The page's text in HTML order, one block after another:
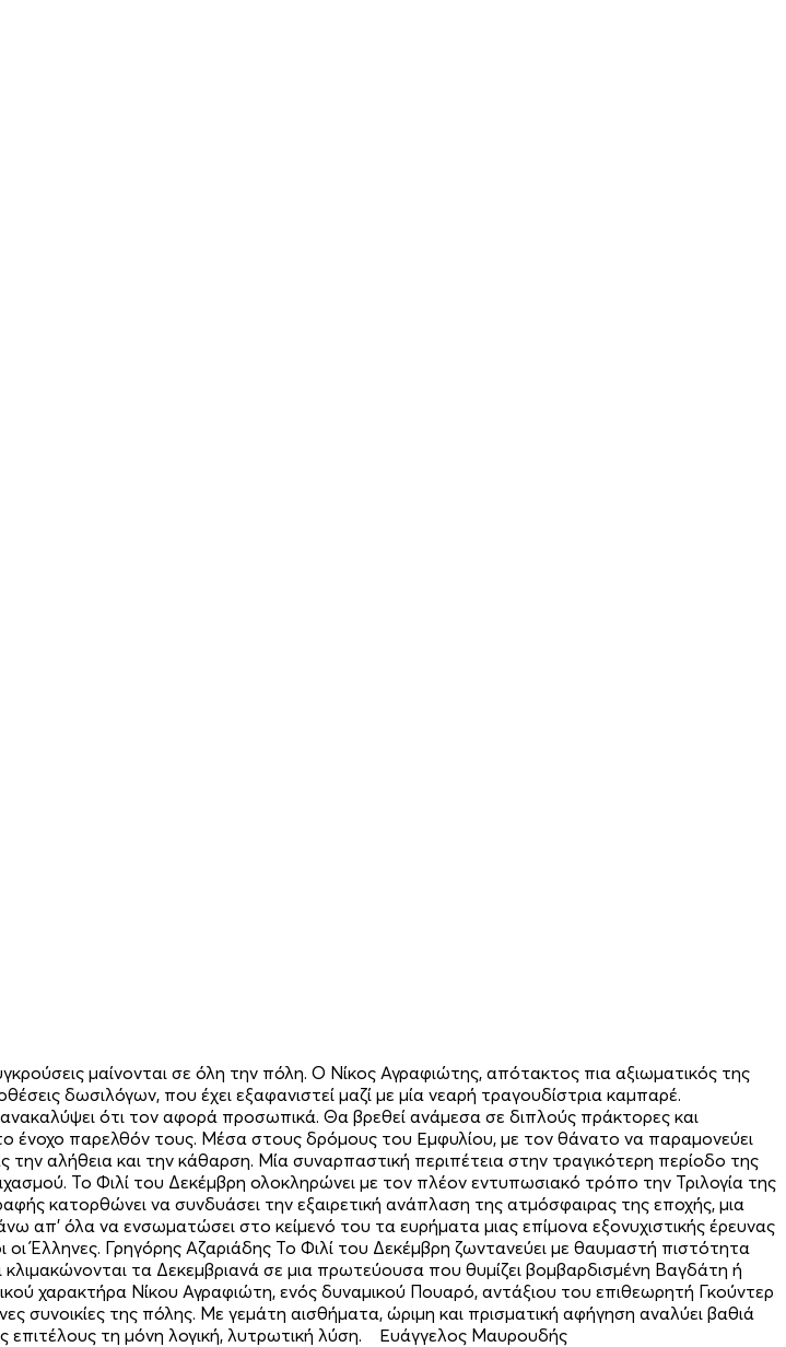
μαίνονται σε όλη την πόλη. Ο Νίκος Αγραφιώτης, απότακτος πια αξιωματικός της
δωσιλόγων, που έχει εξαφανιστεί μαζί με μία νεαρή τραγουδίστρια καμπαρέ.
ότι τον αφορά προσωπικά. Θα βρεθεί ανάμεσα σε διπλούς πράκτορες και
ένοχο παρελθόν τους. Μέσα στους δρόμους του Εμφυλίου, με τον θάνατο να παραμονεύει
αλήθεια και την κάθαρση. Μία συναρπαστική περιπέτεια στην τραγικότερη περίοδο της
Το Φιλί του Δεκέμβρη ολοκληρώνει με τον πλέον εντυπωσιακό τρόπο την Τριλογία της
κατορθώνει να συνδυάσει την εξαιρετική ανάπλαση της ατμόσφαιρας της εποχής, μια
όλα να ενσωματώσει στο κείμενό του τα ευρήματα μιας επίμονα εξονυχιστικής έρευνας
Έλληνες. Γρηγόρης Αζαριάδης Το Φιλί του Δεκέμβρη ζωντανεύει με θαυμαστή πιστότητα
τα Δεκεμβριανά σε μια πρωτεύουσα που θυμίζει βομβαρδισμένη Βαγδάτη ή
χαρακτήρα Νίκου Αγραφιώτη, ενός δυναμικού Πουαρό, αντάξιου του επιθεωρητή Γκούντερ
συνοικίες της πόλης. Με γεμάτη αισθήματα, ώριμη και πρισματική αφήγηση αναλύει βαθιά
επιτέλους τη μόνη λογική, λυτρωτική λύση. Ευάγγελος Μαυρουδής